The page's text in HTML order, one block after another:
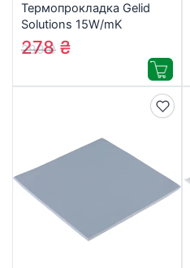
Термопрокладка Gelid
Solutions 15W/mK
120x20x1.0 mm (TP-
GP04-R-B)
299₴
278₴